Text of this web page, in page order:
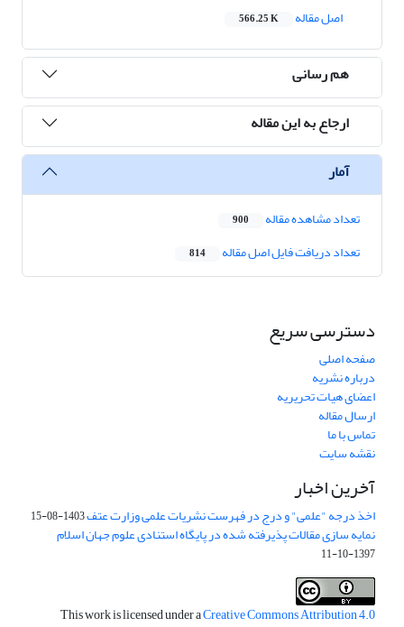
اصل مقاله
566.25 K
هم رسانی
ارجاع به این مقاله
آمار
تعداد مشاهده مقاله 900
تعداد دریافت فایل اصل مقاله 814
دسترسی سریع
صفحه اصلی
درباره نشریه
اعضای هیات تحریریه
ارسال مقاله
تماس با ما
نقشه سایت
آخرین اخبار
اخذ درجه "علمی" و درج در فهرست نشریات علمی وزارت عتف1403-08-15
نمایه سازی مقالات پذیرفته شده در پایگاه استنادی علوم جهان اسلام
1397-10-11
This work is licensed under aCreative Commons Attribution 4.0